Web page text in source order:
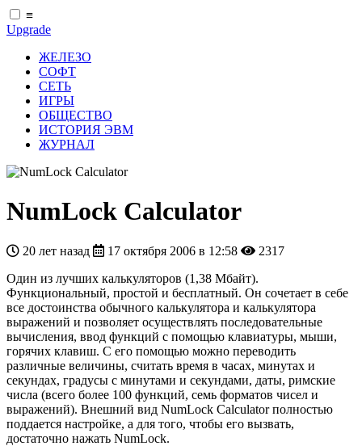
≡
Upgrade
ЖЕЛЕЗО
СОФТ
СЕТЬ
ИГРЫ
ОБЩЕСТВО
ИСТОРИЯ ЭВМ
ЖУРНАЛ
NumLock Calculator
20 лет назад 17 октября 2006 в 12:58
2317
Один из лучших калькуляторов (1,38 Мбайт).
Функциональный, простой и бесплатный. Он сочетает в себе
все достоинства обычного калькулятора и калькулятора
выражений и позволяет осуществлять последовательные
вычисления, ввод функций с помощью клавиатуры, мыши,
горячих клавиш. С его помощью можно переводить
различные величины, считать время в часах, минутах и
секундах, градусы с минутами и секундами, даты, римские
числа (всего более 100 функций, семь форматов чисел и
выражений). Внешний вид NumLock Calculator полностью
поддается настройке, а для того, чтобы его вызвать,
достаточно нажать NumLock.